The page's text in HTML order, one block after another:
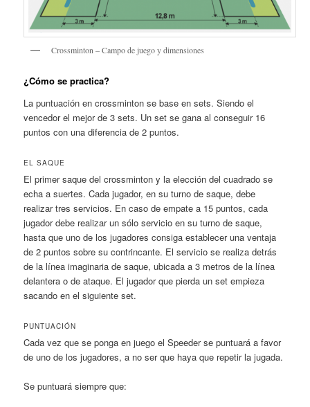
Crossminton – Campo de juego y dimensiones
¿Cómo se practica?
La puntuación en crossminton se base en sets. Siendo el
vencedor el mejor de 3 sets. Un set se gana al conseguir 16
puntos con una diferencia de 2 puntos.
EL SAQUE
El primer saque del crossminton y la elección del cuadrado se
echa a suertes. Cada jugador, en su turno de saque, debe
realizar tres servicios. En caso de empate a 15 puntos, cada
jugador debe realizar un sólo servicio en su turno de saque,
hasta que uno de los jugadores consiga establecer una ventaja
de 2 puntos sobre su contrincante. El servicio se realiza detrás
de la línea imaginaria de saque, ubicada a 3 metros de la línea
delantera o de ataque. El jugador que pierda un set empieza
sacando en el siguiente set.
PUNTUACIÓN
Cada vez que se ponga en juego el Speeder se puntuará a favor
de uno de los jugadores, a no ser que haya que repetir la jugada.
Se puntuará siempre que: